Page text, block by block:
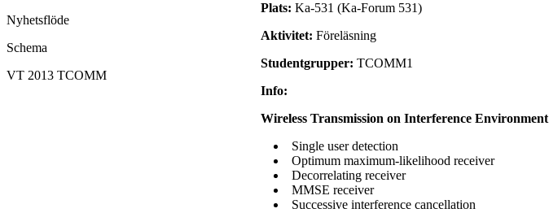
Plats: Ka-531 (Ka-Forum 531)
Aktivitet: Föreläsning
Studentgrupper: TCOMM1
Info:
Wireless Transmission on Interference Environment
Single user detection
Optimum maximum-likelihood receiver
Decorrelating receiver
MMSE receiver
Successive interference cancellation
Nyhetsflöde
Schema
VT 2013 TCOMM